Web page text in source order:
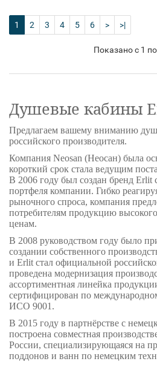
1 2 3 4 5 6 > >|
Показано с 1
Душевые кабины
Предлагаем вашему вниманию
российского производителя.
Компания Neosan (Неосан) была
короткий срок стала ведущим
В 2006 году был создан бренд Erlit
портфеля компании. Гибко
рыночного спроса, компания
потребителям продукцию
ценам.
В 2008 руководством году было
создании собственного
и Erlit стал официальной
проведена модернизация
ассортиментная линейка
сертифицирован по
ИСО 9001.
В 2015 году в партнёрстве с
построена совместная
России, специализирующаяся на
поддонов и ванн по немецким